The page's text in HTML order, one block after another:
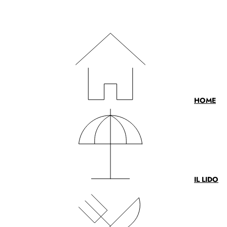
HOME
IL LIDO